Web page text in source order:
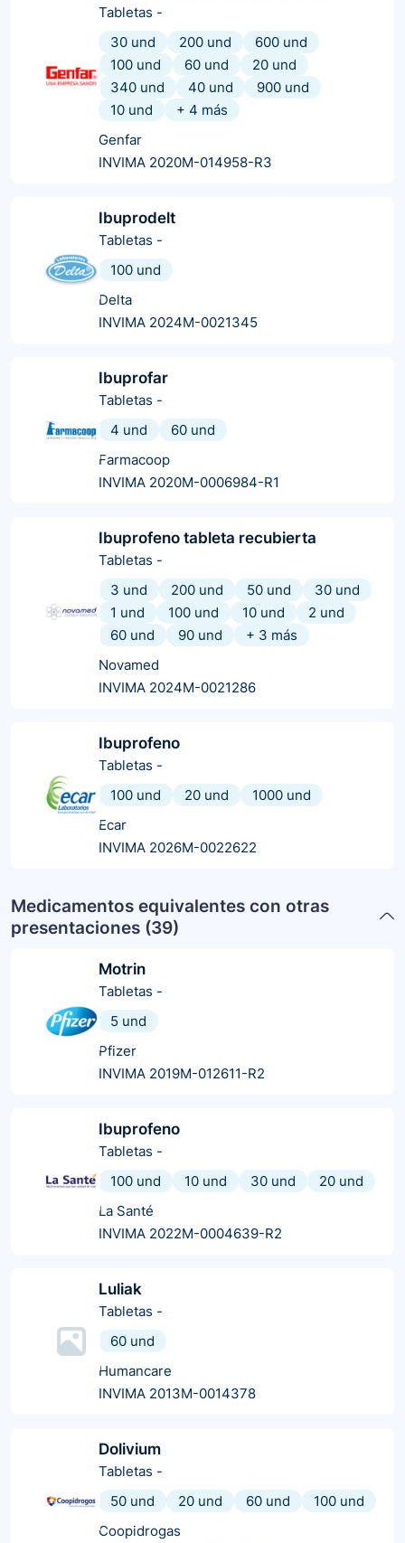
Tabletas -
30 und
200 und
600 und
100 und
60 und
20 und
340 und
40 und
900 und
10 und
+ 4 más
Genfar
INVIMA 2020M-014958-R3
Ibuprodelt
Tabletas -
100 und
Delta
INVIMA 2024M-0021345
Ibuprofar
Tabletas -
4 und
60 und
Farmacoop
INVIMA 2020M-0006984-R1
Ibuprofeno tableta recubierta
Tabletas -
3 und
200 und 50 und
30 und
1 und
100 und 10 und
2 und
60 und
90 und + 3 más
Novamed
INVIMA 2024M-0021286
Ibuprofeno
Tabletas -
100 und
20 und
1000 und
Ecar
INVIMA 2026M-0022622
Medicamentos equivalentes con otras
presentaciones (39)
Motrin
Tabletas -
5 und
Pfizer
INVIMA 2019M-012611-R2
Ibuprofeno
Tabletas -
100 und
10 und 30 und
20 und
La Santé
INVIMA 2022M-0004639-R2
Luliak
Tabletas -
60 und
Humancare
INVIMA 2013M-0014378
Dolivium
Tabletas -
50 und
20 und 60 und
100 und
Coopidrogas